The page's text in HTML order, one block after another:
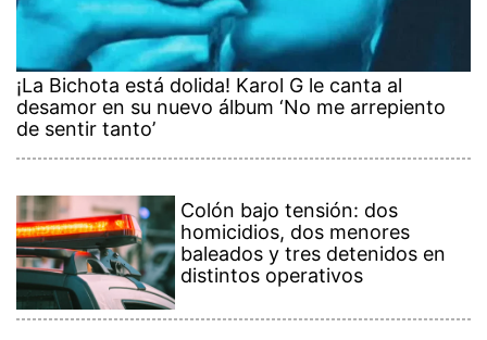
¡La Bichota está dolida! Karol G le canta al
desamor en su nuevo álbum ‘No me arrepiento
de sentir tanto’
Colón bajo tensión: dos
homicidios, dos menores
baleados y tres detenidos en
distintos operativos